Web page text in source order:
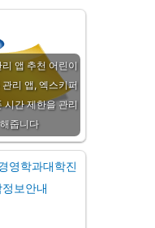
리 앱 추천 어린이
관리 앱, 엑스키퍼
시간 제한을 관리
해줍니다